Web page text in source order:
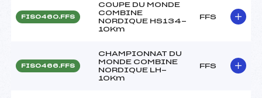
FIS0460.FFS
COUPE DU MONDE
COMBINE
NORDIQUE HS134-
10Km
FFS
FIS0466.FFS
CHAMPIONNAT DU
MONDE COMBINE
NORDIQUE LH-
10Km
FFS